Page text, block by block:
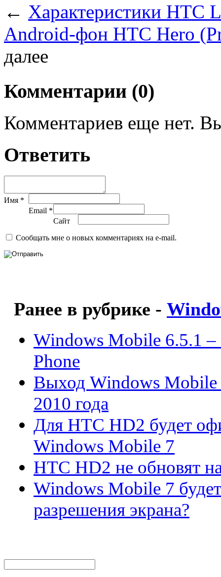
← Характеристики HTC
Android-фон HTC Hero
далее
Комментарии (0)
Комментариев еще нет.
Ответить
Имя *
Email *
Сайт
Сообщать мне о новых комментариях на e-mail.
Ранее в рубрике -
Windows Mobile 6.5.1 –
Phone
Выход Windows Mobile
2010 года
Для HTC HD2 будет
Windows Mobile 7
HTC HD2 не обновят
Windows Mobile 7
разрешения экрана?